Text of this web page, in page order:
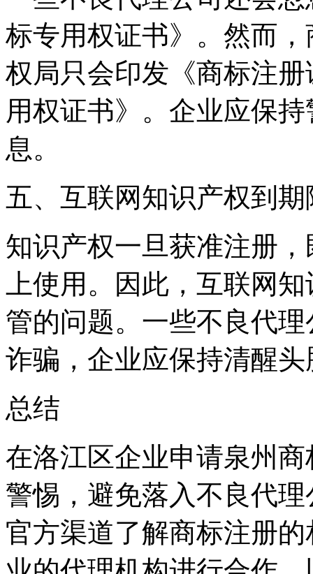
标专用权证书》。然而
权局只会印发《商标注
用权证书》。企业应保
息。
五、互联网知识产权到期
知识产权一旦获准注册
上使用。因此，互联网
管的问题。一些不良代
诈骗，企业应保持清醒
‌总结‌
在洛江区企业申请泉州
警惕，避免落入不良代
官方渠道了解商标注册